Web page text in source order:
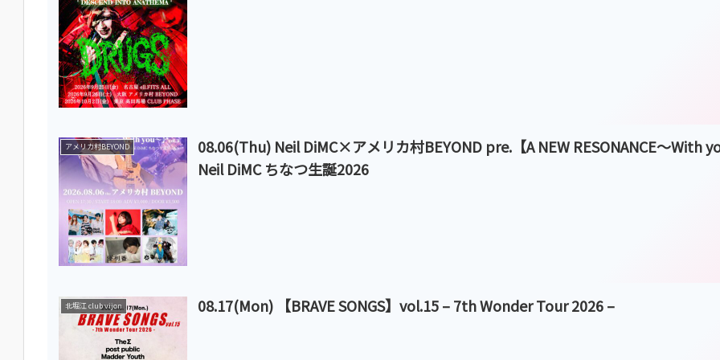
アメリカ村BEYOND
08.06(Thu) Neil DiMC×アメリカ村BEYOND pre.【A NEW RESONANCE〜With
Neil DiMC ちなつ生誕2026
北堀江 club vijon 08.17(Mon) 【BRAVE SONGS】vol.15 – 7th Wonder Tour 2026 –